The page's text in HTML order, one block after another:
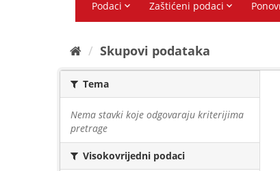
Skupovi podаtаkа
Tema
Nema stavki koje odgovaraju kriterijima
pretrage
Visokovrijedni podaci